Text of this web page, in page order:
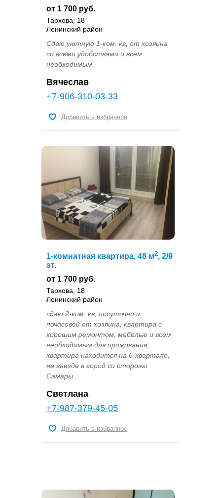
от 1 700 руб.
Тархова, 18
Ленинский район
Сдаю уютную 1-ком. кв, от хозяина
со всеми удобствами и всем
необходимым
Вячеслав
+7-906-310-03-33
Добавить в избранное
1-комнатная квартира, 48 м2, 2/9
эт.
от 1 700 руб.
Тархова, 18
Ленинский район
сдаю 2-ком. кв, посуточно и
почасовой от хозяина, квартира с
хорошим ремонтом, мебелью и всем
необходимым для проживания,
квартира находится на 6-квартале,
на въезде в город со стороны
Самары...
Светлана
+7-987-379-45-05
Добавить в избранное